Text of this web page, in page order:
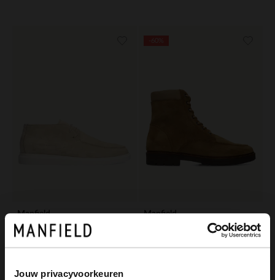
Jouw privacyvoorkeuren
Manfield
Beige suède veterboots
149.99
Manfield
Beige suède veterboots
140.00
56.00